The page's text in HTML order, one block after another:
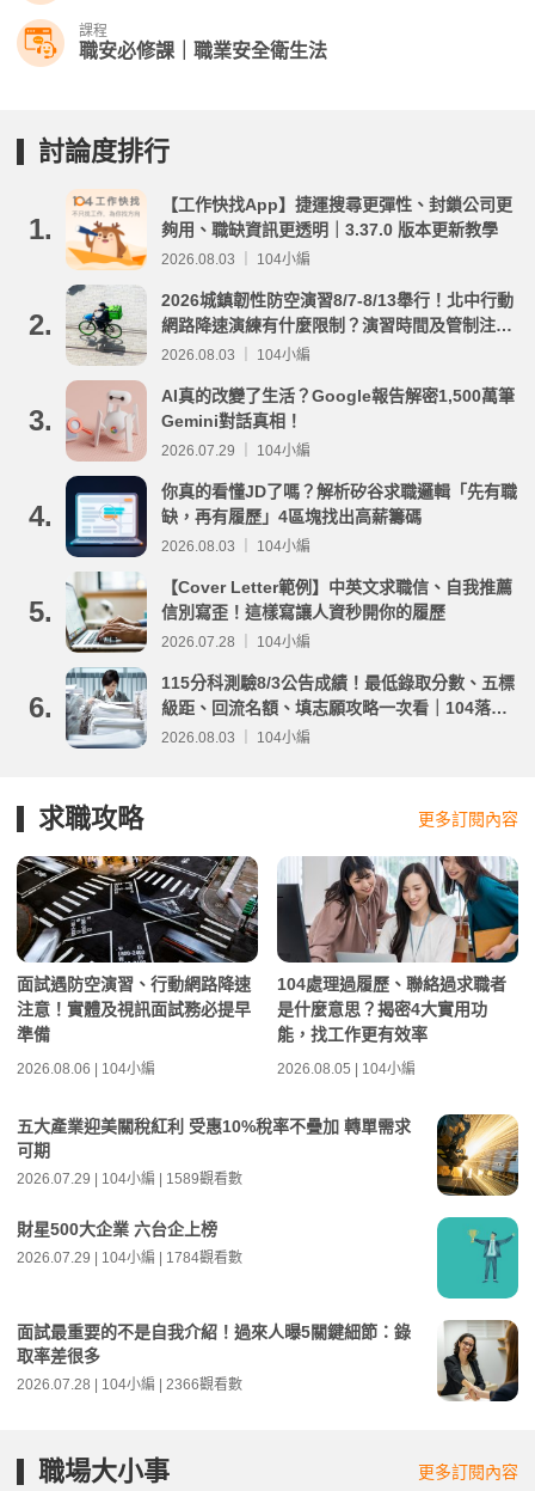
課程
職安必修課｜職業安全衛生法
討論度排行
1.
【工作快找App】捷運搜尋更彈性、封鎖公司更
夠用、職缺資訊更透明｜3.37.0 版本更新教學
2026.08.03 ｜ 104小編
2.
2026城鎮韌性防空演習8/7-8/13舉行！北中行動
網路降速演練有什麼限制？演習時間及管制注意
事項整理
2026.08.03 ｜ 104小編
3.
AI真的改變了生活？Google報告解密1,500萬筆
Gemini對話真相！
2026.07.29 ｜ 104小編
4.
你真的看懂JD了嗎？解析矽谷求職邏輯「先有職
缺，再有履歷」4區塊找出高薪籌碼
2026.08.03 ｜ 104小編
5.
【Cover Letter範例】中英文求職信、自我推薦
信別寫歪！這樣寫讓人資秒開你的履歷
2026.07.28 ｜ 104小編
6.
115分科測驗8/3公告成績！最低錄取分數、五標
級距、回流名額、填志願攻略一次看｜104落點
分析
2026.08.03 ｜ 104小編
求職攻略 更多訂閱內容
面試遇防空演習、行動網路降速
注意！實體及視訊面試務必提早
準備
2026.08.06 | 104小編
104處理過履歷、聯絡過求職者
是什麼意思？揭密4大實用功
能，找工作更有效率
2026.08.05 | 104小編
五大產業迎美關稅紅利 受惠10%稅率不疊加 轉單需求
可期
2026.07.29 | 104小編 | 1589觀看數
財星500大企業 六台企上榜
2026.07.29 | 104小編 | 1784觀看數
面試最重要的不是自我介紹！過來人曝5關鍵細節：錄
取率差很多
2026.07.28 | 104小編 | 2366觀看數
職場大小事 更多訂閱內容